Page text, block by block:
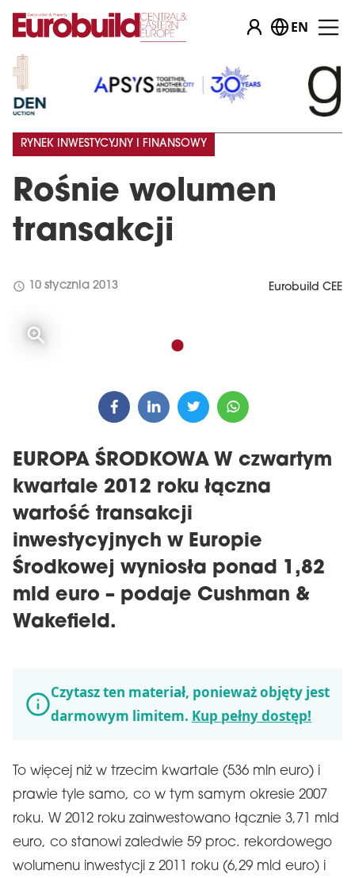
EN
Rośnie wolumen
transakcji
RYNEK INWESTYCYJNY I FINANSOWY
schedule 10 stycznia 2013 Eurobuild CEE
EUROPA ŚRODKOWA W czwartym
kwartale 2012 roku łączna
wartość transakcji
inwestycyjnych w Europie
Środkowej wyniosła ponad 1,82
mld euro – podaje Cushman &
Wakefield.
Czytasz ten materiał, ponieważ objęty jest
darmowym limitem. Kup pełny dostęp!
To więcej niż w trzecim kwartale (536 mln euro) i
prawie tyle samo, co w tym samym okresie 2007
roku. W 2012 roku zainwestowano łącznie 3,71 mld
euro, co stanowi zaledwie 59 proc. rekordowego
wolumenu inwestycji z 2011 roku (6,29 mld euro) i